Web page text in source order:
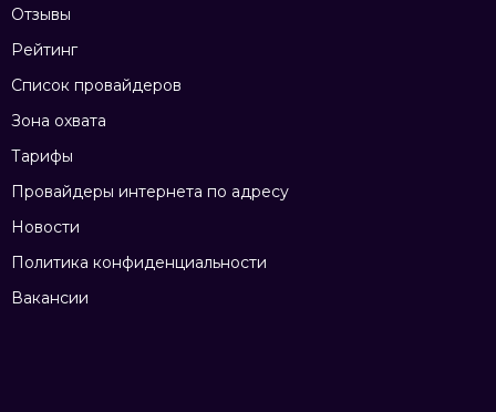
Отзывы
Рейтинг
Список провайдеров
Зона охвата
Тарифы
Провайдеры интернета по адресу
Новости
Политика конфиденциальности
Вакансии